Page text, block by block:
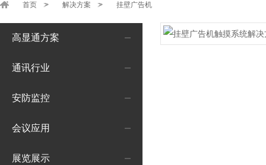
首页 > 解决方案 > 挂壁广告机
高显通方案
通讯行业
安防监控
会议应用
展览展示